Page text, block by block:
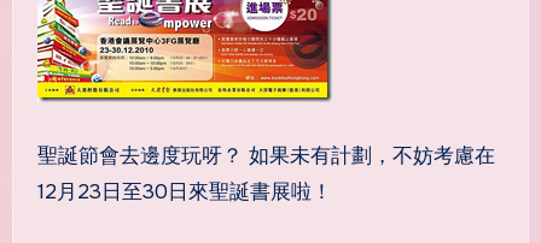
聖誕節會去邊度玩呀？ 如果未有計劃，不妨考慮在
12月23日至30日來聖誕書展啦！